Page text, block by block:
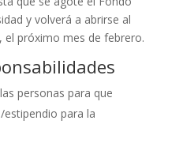
y volverá a abrirse al
próximo mes de febrero.
personas para que
estipendio para la